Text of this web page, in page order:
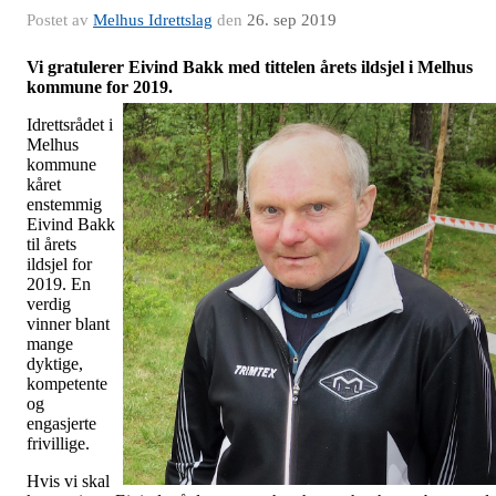
Postet av Melhus Idrettslag den 26. sep 2019
Vi gratulerer Eivind Bakk med tittelen årets ildsjel i Melhus
kommune for 2019.
Idrettsrådet i
Melhus
kommune
kåret
enstemmig
Eivind Bakk
til årets
ildsjel for
2019. En
verdig
vinner blant
mange
dyktige,
kompetente
og
engasjerte
frivillige.
Hvis vi skal